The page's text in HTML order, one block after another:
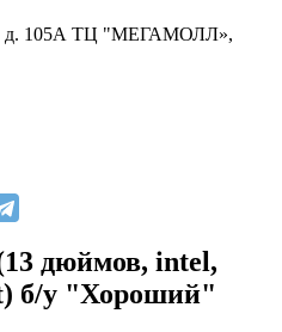
д. 105А ТЦ "МЕГАМОЛЛ»,
дюймов, intel,
б/у "Хороший"